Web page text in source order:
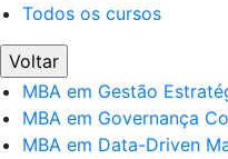
Todos os cursos
Voltar
MBA em Gestão
MBA em Governança
MBA em Data-Driven